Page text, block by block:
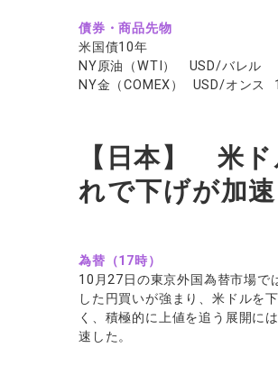
債券・商品先物
米国債10年
NY原油（WTI） USD/バレル
NY金（COMEX） USD/オン
【日本】 米
れで下げが加速
為替（17時）
10月27日の東京外国為替市場で
した円買いが強まり、米ドルを
く、積極的に上値を追う展開に
速した。